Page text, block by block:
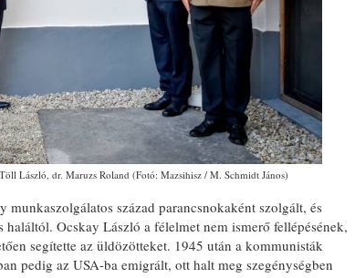
László, dr. Maruzs Roland (Fotó: Mazsihisz / M. Schmidt János)
század parancsnokaként szolgált, és
Ocskay László a félelmet nem ismerő fellépésének,
segítette az üldözötteket. 1945 után a kommunisták
pedig az USA-ba emigrált, ott halt meg szegénységben